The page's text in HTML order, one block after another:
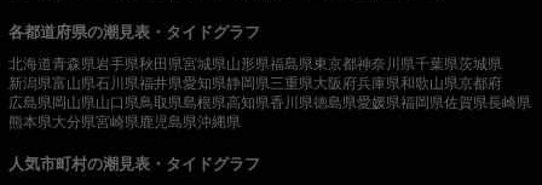
各都道府県の潮見表・タイドグラフ
北海道青森県岩手県秋田県宮城県山形県福島県東京都神奈川県千葉県茨城県
新潟県富山県石川県福井県愛知県静岡県三重県大阪府兵庫県和歌山県京都府
広島県岡山県山口県鳥取県島根県高知県香川県徳島県愛媛県福岡県佐賀県長崎県
熊本県大分県宮崎県 鹿児島県沖縄県
人気市町村の潮見表・タイドグラフ